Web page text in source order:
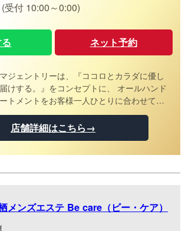
受付 10:00～0:00)
ネット予約
ジェントリーは、『ココロとカラダに優し
けする。』をコンセプトに、 オールハンド
トメントをお客様一人ひとりに合わせて提
す。 セラピストの優しいおもてなしを感じ
とカラダのストレスを解放して下さい。 至
...
店舗詳細はこちら→
メンズエステ Be care（ビー・ケア）